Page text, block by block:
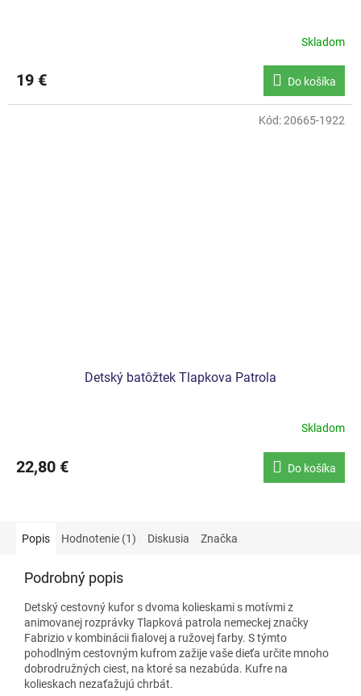
Skladom
19 € Do košíka
Detský batôžtek Tlapkova Patrola
Skladom
22,80 € Do košíka
Kód:20665-1922
Popis Hodnotenie (1) Diskusia Značka
Podrobný popis
Detský cestovný kufor s dvoma kolieskami s motívmi z
animovanej rozprávky Tlapková patrola nemeckej značky
Fabrizio v kombinácii fialovej a ružovej farby. S týmto
pohodlným cestovným kufrom zažije vaše dieťa určite mnoho
dobrodružných ciest, na ktoré sa nezabúda. Kufre na
kolieskach nezaťažujú chrbát.